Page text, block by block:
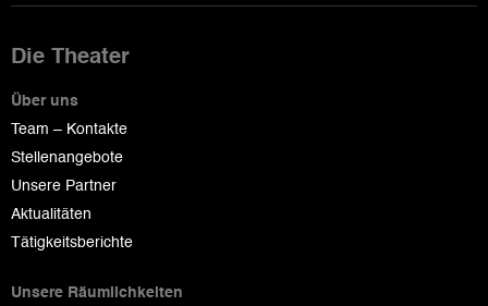
Die Theater
Über uns
Team – Kontakte
Stellenangebote
Unsere Partner
Aktualitäten
Tätigkeitsberichte
Unsere Räumlichkeiten